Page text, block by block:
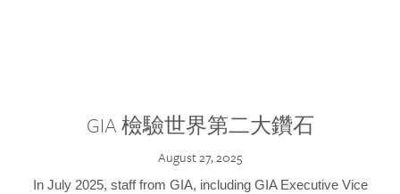
GIA 檢驗世界第二大鑽石
August 27, 2025
In July 2025, staff from GIA, including GIA Executive Vice